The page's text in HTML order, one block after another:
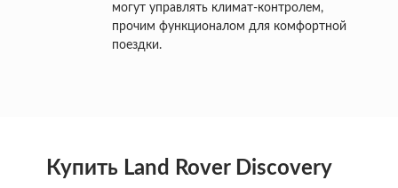
могут управлять климат-контролем,
прочим функционалом для комфортной
поездки.
Купить Land Rover Discovery